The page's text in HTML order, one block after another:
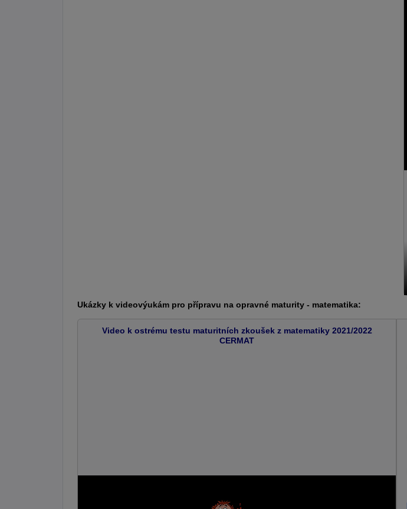
Ukázky k videovýukám pro přípravu na opravné maturity - matematika:
Video k ostrému testu maturitních zkoušek z matematiky 2021/2022
CERMAT